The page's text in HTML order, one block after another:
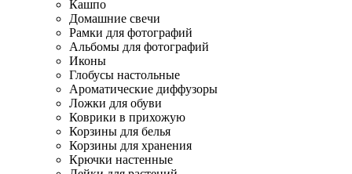
Кашпо
Домашние свечи
Рамки для фотографий
Альбомы для фотографий
Иконы
Глобусы настольные
Ароматические диффузоры
Ложки для обуви
Коврики в прихожую
Корзины для белья
Корзины для хранения
Крючки настенные